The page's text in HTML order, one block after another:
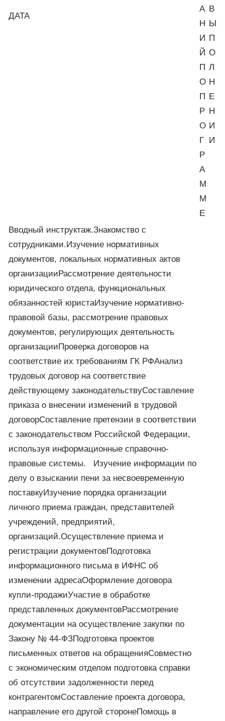
ДАТА
А
Н
И
Й
П
О
П
Р
О
Г
Р
А
М
М
Е
В
Ы
П
О
Л
Н
Е
Н
И
И
Вводный инструктаж.Знакомство с
сотрудниками.Изучение нормативных
документов, локальных нормативных актов
организацииРассмотрение деятельности
юридического отдела, функциональных
обязанностей юристаИзучение нормативно-
правовой базы, рассмотрение правовых
документов, регулирующих деятельность
организацииПроверка договоров на
соответствие их требованиям ГК РФАнализ
трудовых договор на соответствие
действующему законодательствуСоставление
приказа о внесении изменений в трудовой
договорСоставление претензии в соответствии
с законодательством Российской Федерации,
используя информационные справочно-
правовые системы. Изучение информации по
делу о взыскании пени за несвоевременную
поставкуИзучение порядка организации
личного приема граждан, представителей
учреждений, предприятий,
организаций.Осуществление приема и
регистрации документовПодготовка
информационного письма в ИФНС об
изменении адресаОформление договора
купли-продажиУчастие в обработке
представленных документовРассмотрение
документации на осуществление закупки по
Закону № 44-ФЗПодготовка проектов
письменных ответов на обращенияСовместно
с экономическим отделом подготовка справки
об отсутствии задолженности перед
контрагентомСоставление проекта договора,
направление его другой сторонеПомощь в